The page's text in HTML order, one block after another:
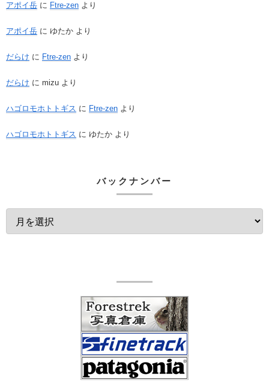
アポイ岳 に Ftre-zen より
アポイ岳 に ゆたか より
だらけ に Ftre-zen より
だらけ に mizu より
ハゴロモホトトギス に Ftre-zen より
ハゴロモホトトギス に ゆたか より
バックナンバー